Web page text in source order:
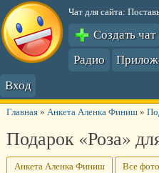
Чат для сайта:
Создать чат
Радио
Вход
Главная» Анкета Аленка Финиш»
Подарок «Роза»
Анкета Аленка Финиш Все